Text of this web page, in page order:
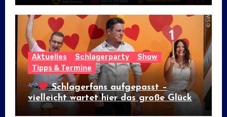
Aktuelles Schlagerparty
Show
Tipps & Termine
Schlagerfans aufgepasst –
vielleicht wartet hier das große Glück!